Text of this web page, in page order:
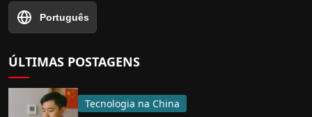
Português
ÚLTIMAS POSTAGENS
Tecnologia na China